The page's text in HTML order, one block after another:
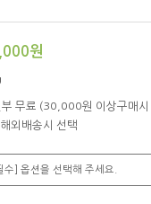
원
부 무료 (30,000원 이상구매시
해외배송시 선택